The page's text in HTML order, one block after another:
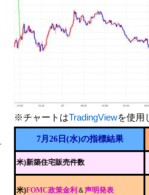
※チャートはTradingViewを使用
7月26日(水)の指標結果
米)新築住宅販売件数
米)FOMC政策金利 ＆声明発表